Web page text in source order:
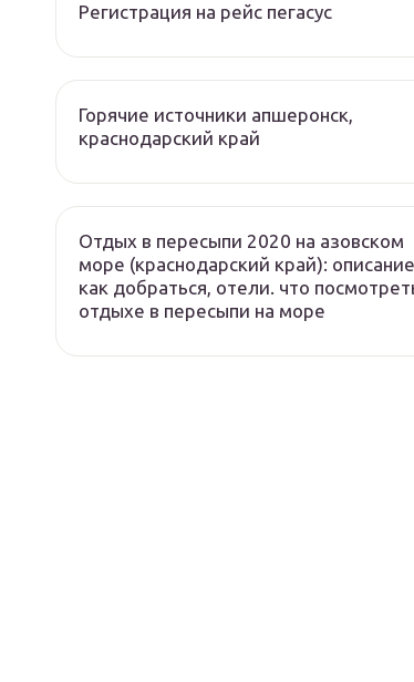
Регистрация на рейс пегасус
Горячие источники апшеронск,
краснодарский край
Отдых в пересыпи 2020 на азовском
море (краснодарский край):
как добраться, отели. что
отдыхе в пересыпи на море